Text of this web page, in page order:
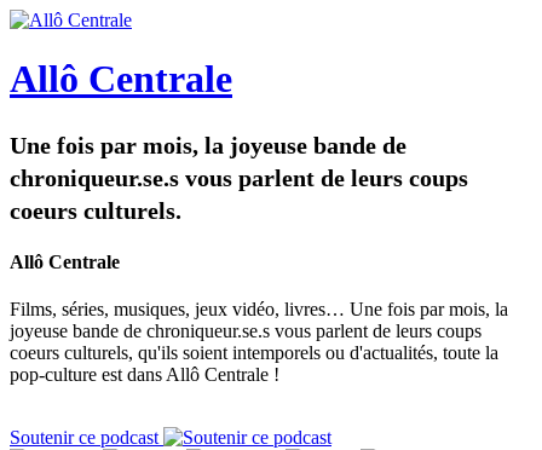
Allô Centrale
Une fois par mois, la joyeuse bande de
chroniqueur.se.s vous parlent de leurs coups
coeurs culturels.
Allô Centrale
Films, séries, musiques, jeux vidéo, livres… Une fois par mois, la
joyeuse bande de chroniqueur.se.s vous parlent de leurs coups
coeurs culturels, qu'ils soient intemporels ou d'actualités, toute la
pop-culture est dans Allô Centrale !
Soutenir ce podcast